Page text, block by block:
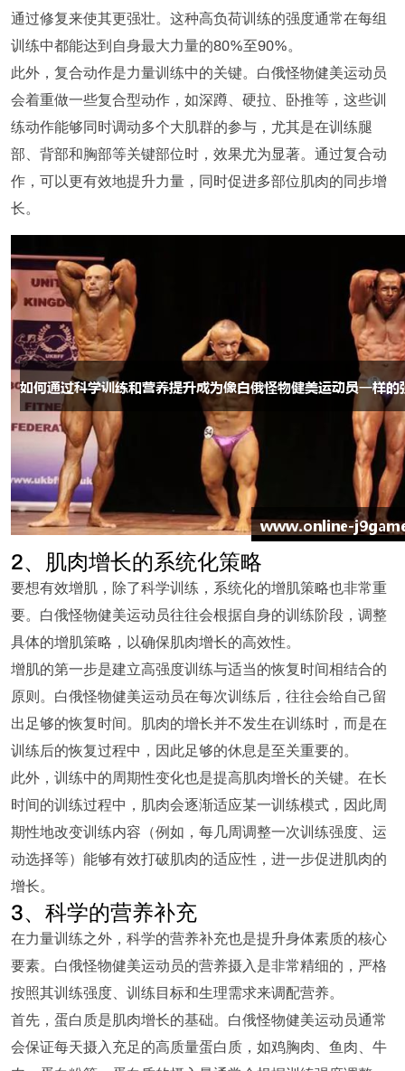
通过修复来使其更强壮。这种高负荷训练的强度通常在每组
训练中都能达到自身最大力量的80%至90%。
此外，复合动作是力量训练中的关键。白俄怪物健美运动员
会着重做一些复合型动作，如深蹲、硬拉、卧推等，这些训
练动作能够同时调动多个大肌群的参与，尤其是在训练腿
部、背部和胸部等关键部位时，效果尤为显著。通过复合动
作，可以更有效地提升力量，同时促进多部位肌肉的同步增
长。
2、肌肉增长的系统化策略
要想有效增肌，除了科学训练，系统化的增肌策略也非常重
要。白俄怪物健美运动员往往会根据自身的训练阶段，调整
具体的增肌策略，以确保肌肉增长的高效性。
增肌的第一步是建立高强度训练与适当的恢复时间相结合的
原则。白俄怪物健美运动员在每次训练后，往往会给自己留
出足够的恢复时间。肌肉的增长并不发生在训练时，而是在
训练后的恢复过程中，因此足够的休息是至关重要的。
此外，训练中的周期性变化也是提高肌肉增长的关键。在长
时间的训练过程中，肌肉会逐渐适应某一训练模式，因此周
期性地改变训练内容（例如，每几周调整一次训练强度、运
动选择等）能够有效打破肌肉的适应性，进一步促进肌肉的
增长。
3、科学的营养补充
在力量训练之外，科学的营养补充也是提升身体素质的核心
要素。白俄怪物健美运动员的营养摄入是非常精细的，严格
按照其训练强度、训练目标和生理需求来调配营养。
首先，蛋白质是肌肉增长的基础。白俄怪物健美运动员通常
会保证每天摄入充足的高质量蛋白质，如鸡胸肉、鱼肉、牛